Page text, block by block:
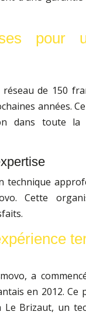
pour
de 150
années.
dans toute la
technique
Cette
a
en 2012. Ce
Brizaut, un